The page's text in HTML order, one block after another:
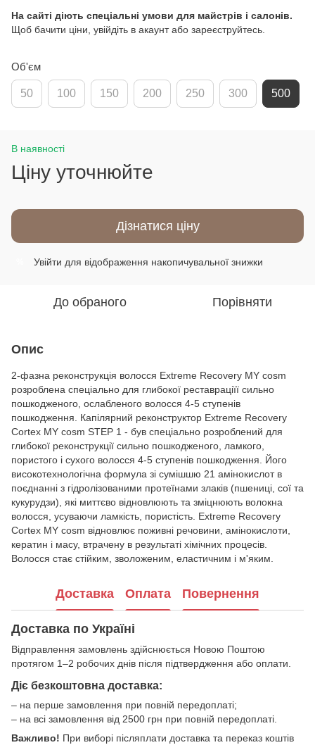
На сайті діють спеціальні умови для майстрів і салонів.
Щоб бачити ціни, увійдіть в акаунт або зареєструйтесь.
Об'єм
50 100 150 200 250 300 500
В наявності
Ціну уточнюйте
Дізнатися ціну
Увійти для відображення накопичувальної знижки
До обраного Порівняти
Опис
2-фазна реконструкція волосся Extreme Recovery MY cosm
розроблена спеціально для глибокої реставраціїї сильно
пошкодженого, ослабленого волосся 4-5 ступенів
пошкодження. Капілярний реконструктор Extreme Recovery
Cortex МY cosm ЅТЕР 1 - був спеціально розроблений для
глибокої реконструкції сильно пошкодженого, ламкого,
пористого і сухого волосся 4-5 ступенів пошкодження. Його
високотехнологічна формула зі сумішшю 21 амінокислот в
поєднанні з гідролізованими протеїнами злаків (пшениці, сої та
кукурудзи), які миттєво відновлюють та зміцнюють волокна
волосся, усуваючи ламкість, пористість. Extreme Recovery
Cortex MY cosm відновлює поживні речовини, амінокислоти,
кератин і масу, втрачену в результаті хімічних процесів.
Волосся стає стійким, зволоженим, еластичним і м'яким.
Доставка Оплата Повернення
Доставка по Україні
Відправлення замовлень здійснюється Новою Поштою
протягом 1–2 робочих днів після підтвердження або оплати.
Діє безкоштовна доставка:
– на перше замовлення при повній передоплаті;
– на всі замовлення від 2500 грн при повній передоплаті.
Важливо! При виборі післяплати доставка та переказ коштів